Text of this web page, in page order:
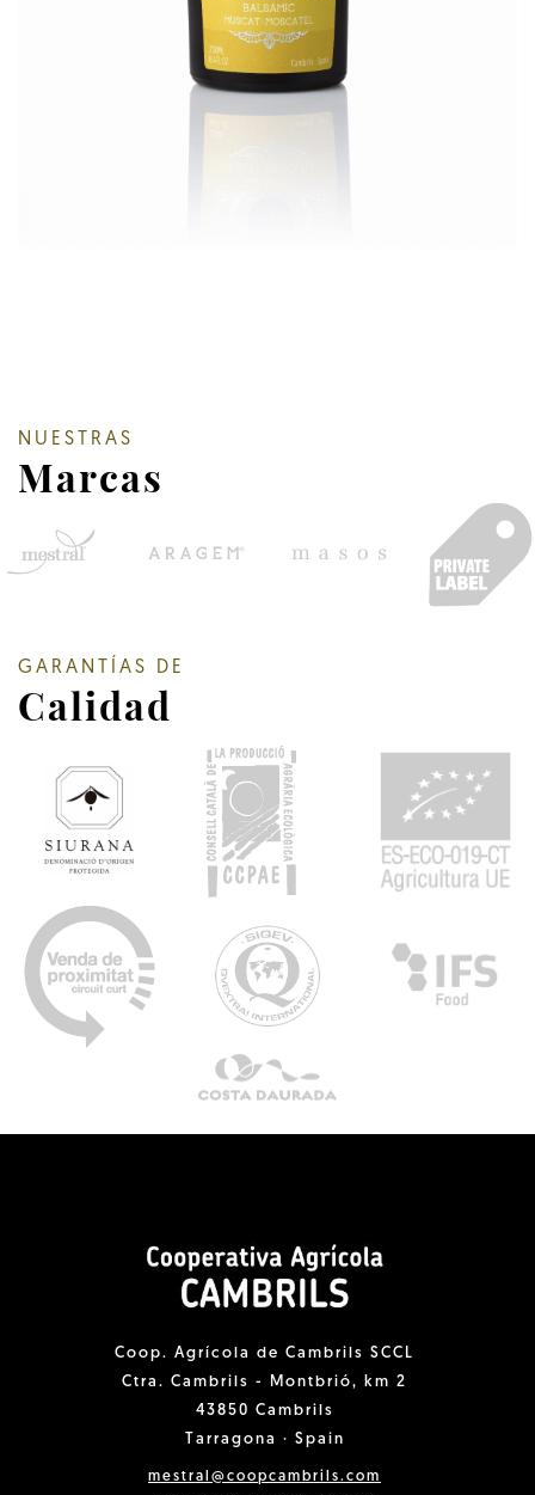
NUESTRAS
Marcas
GARANTÍAS DE
Calidad
Coop. Agrícola de Cambrils SCCL
Ctra. Cambrils - Montbrió, km 2
43850 Cambrils
Tarragona · Spain
mestral@coopcambrils.com